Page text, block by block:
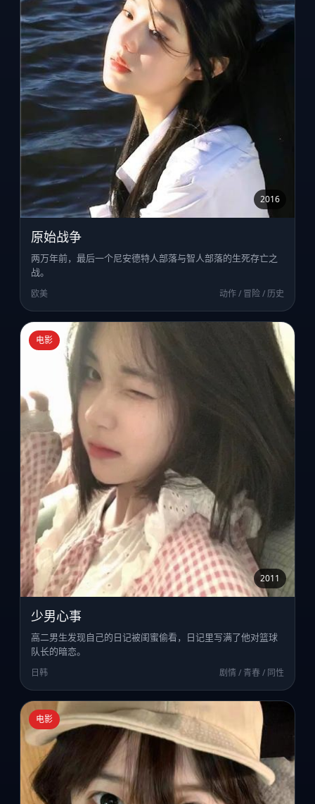
2016
原始战争
两万年前，最后一个尼安德特人部落与智人部落的生死存亡之
战。
欧美 动作 / 冒险 / 历史
电影
2011
少男心事
高二男生发现自己的日记被闺蜜偷看，日记里写满了他对篮球
队长的暗恋。
日韩 剧情 / 青春 / 同性
电影